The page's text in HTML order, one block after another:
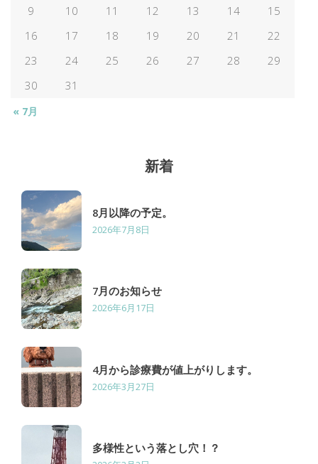
ジ
送
り
9
10 11 12 13 14
15
16
17 18 19 20 21
22
23
24 25 26 27 28
29
30
31
« 7月
新着
8月以降の予定。
2026年7月8日
7月のお知らせ
2026年6月17日
4月から診療費が値上がりします。
2026年3月27日
多様性という落とし穴！？